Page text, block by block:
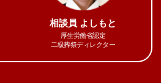
相談員 よしもと
厚生労働省認定
二級葬祭ディレクター